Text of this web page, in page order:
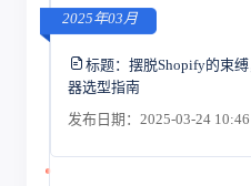
2025年03月
标题： 摆脱Shopify的束
器选型指南
发布日期：2025-03-24 10:46